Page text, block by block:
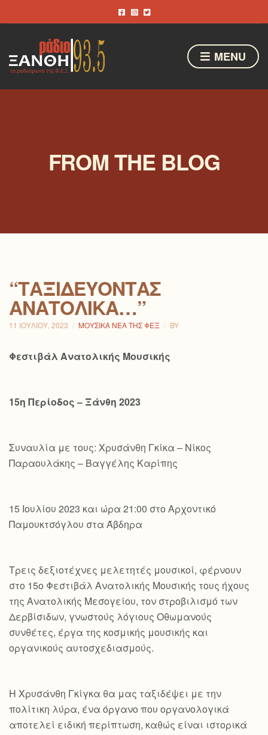
MENU
FROM THE BLOG
“ΤΑΞΙΔΕΎΟΝΤΑΣ
ΑΝΑΤΟΛΙΚΆ…”
11 ΙΟΥΛΊΟΥ, 2023 ΜΟΥΣΙΚΆ ΝΈΑ ΤΗΣ ΦΕΞ BY
Φεστιβάλ Ανατολικής Μουσικής
15η Περίοδος – Ξάνθη 2023
Συναυλία με τους: Χρυσάνθη Γκίκα – Νίκος
Παραουλάκης – Βαγγέλης Καρίπης
15 Ιουλίου 2023 και ώρα 21:00 στο Αρχοντικό
Παμουκτσόγλου στα Άβδηρα
Τρεις δεξιοτέχνες μελετητές μουσικοί, φέρνουν
στο 15ο Φεστιβάλ Ανατολικής Μουσικής τους ήχους
της Ανατολικής Μεσογείου, τον στροβιλισμό των
Δερβίσιδων, γνωστούς λόγιους Οθωμανούς
συνθέτες, έργα της κοσμικής μουσικής και
οργανικούς αυτοσχεδιασμούς.
Η Χρυσάνθη Γκίγκα θα μας ταξιδέψει με την
πολίτικη λύρα, ένα όργανο που οργανολογικά
αποτελεί ειδική περίπτωση, καθώς είναι ιστορικά